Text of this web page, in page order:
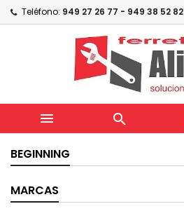
Teléfono: 949 27 26 77 - 949 38 52 82
 
BEGINNING
MARCAS